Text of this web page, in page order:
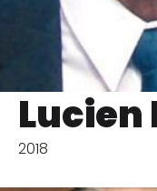
2018